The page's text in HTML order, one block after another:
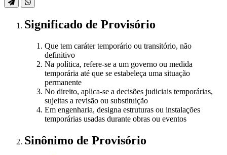
Significado de Provisório
Que tem caráter temporário ou transitório, não
definitivo
Na política, refere-se a um governo ou medida
temporária até que se estabeleça uma situação
permanente
No direito, aplica-se a decisões judiciais temporárias,
sujeitas a revisão ou substituição
Em engenharia, designa estruturas ou instalações
temporárias usadas durante obras ou eventos
Sinônimo de Provisório